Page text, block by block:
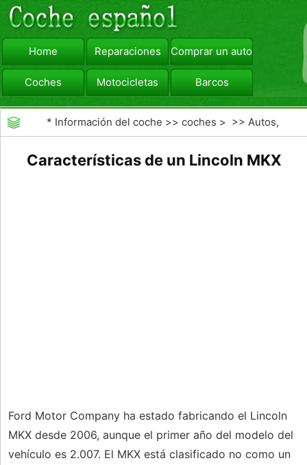
Home Reparaciones Comprar un automóvil
Coches Motocicletas Barcos
viajar Camiones
* Información del coche >>coches > >>Autos,
Características de un Lincoln MKX
Ford Motor Company ha estado fabricando el Lincoln
MKX desde 2006, aunque el primer año del modelo del
vehículo es 2.007. El MKX está clasificado no como un